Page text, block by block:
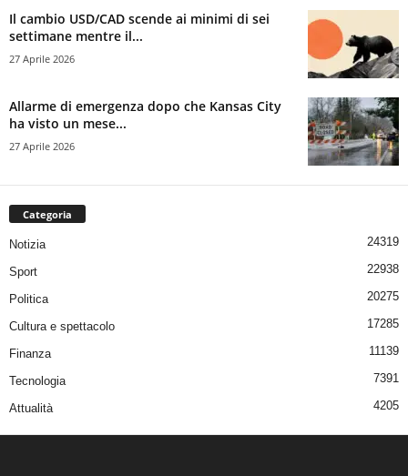
Il cambio USD/CAD scende ai minimi di sei
settimane mentre il...
27 Aprile 2026
Allarme di emergenza dopo che Kansas City
ha visto un mese...
27 Aprile 2026
Categoria
Notizia 24319
Sport 22938
Politica 20275
Cultura e spettacolo 17285
Finanza 11139
Tecnologia 7391
Attualità 4205